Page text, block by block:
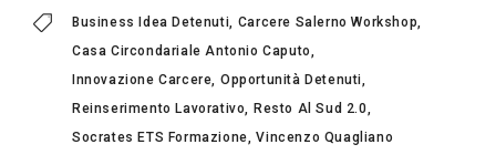
Business Idea Detenuti Carcere Salerno Workshop
Casa Circondariale Antonio Caputo
Innovazione Carcere Opportunità Detenuti
Reinserimento Lavorativo
Resto Al Sud 2.0
Socrates ETS Formazione
Vincenzo Quagliano